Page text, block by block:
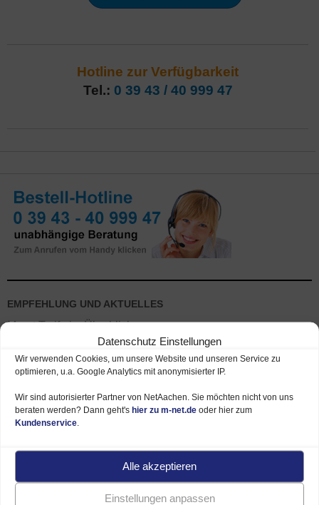
Datenschutz Einstellungen
Wir verwenden Cookies, um unsere Website und unseren Service zu
optimieren, u.a. Google Analytics mit anonymisierter IP.
Wir sind autorisierter Partner von NetAachen. Sie möchten nicht von uns
beraten werden? Dann geht's hier zu m-net.de oder hier zum
Kundenservice
Alle akzeptieren
Einstellungen anpassen
Hotline zur Verfügbarkeit
Tel.: 0 39 43 / 40 999 47
EMPFEHLUNG UND AKTUELLES
M-net Tarife im Überblick
Verfügbarkeit prüfen – Glasfaser / DSL
Internet Tarife (ohne Telefon)